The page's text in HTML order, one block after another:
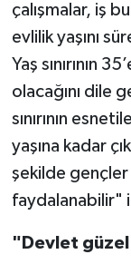
çalışmalar, iş
evlilik yaşını
Yaş sınırının
olacağını dile
sınırının
yaşına kadar
şekilde
faydalanabilir"
"Devlet